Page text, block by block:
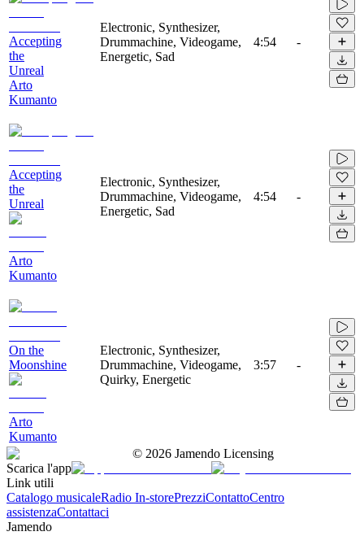
Accepting
the
Unreal
Arto
Kumanto
Electronic, Synthesizer,
Drummachine, Videogame,
Energetic, Sad
4:54 -
Accepting
the
Unreal
Arto
Kumanto
Electronic, Synthesizer,
Drummachine, Videogame,
Energetic, Sad
4:54 -
On the
Moonshine
Arto
Kumanto
Electronic, Synthesizer,
Drummachine, Videogame,
Quirky, Energetic
3:57 -
© 2026 Jamendo Licensing
Scarica l'app
Link utili
Catalogo musicaleRadio In-storePrezziContattoCentro
assistenzaContattaci
Jamendo